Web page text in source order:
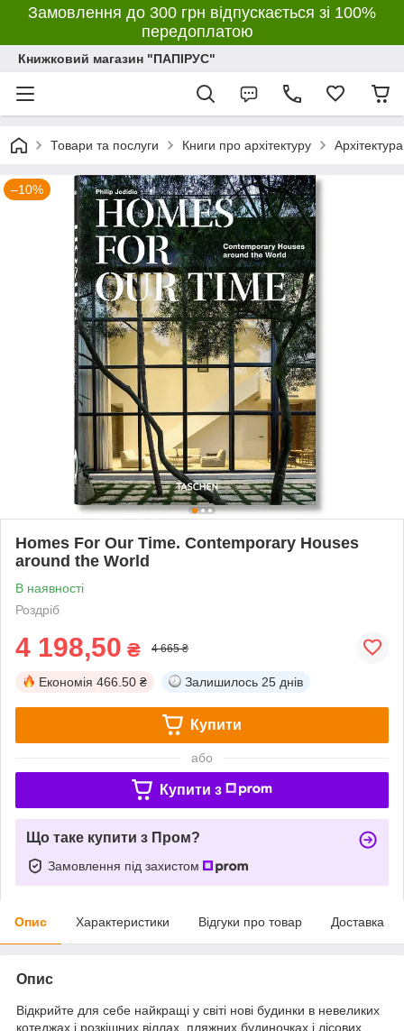
Замовлення до 300 грн відпускається зі 100%
передоплатою
Книжковий магазин "ПАПІРУС"
Товари та послуги Книги про архітектуру Архітектура
–10%
Homes For Our Time. Contemporary Houses
around the World
В наявності
Роздріб
4 198,50 ₴ 4 665 ₴
Економія 466.50 ₴ Залишилось 25 днів
Купити
або
Купити з
Що таке купити з Пром?
Замовлення під захистом
Опис Характеристики Відгуки про товар Доставка
Опис
Відкрийте для себе найкращі у світі нові будинки в невеликих
котеджах і розкішних віллах, пляжних будиночках і лісових